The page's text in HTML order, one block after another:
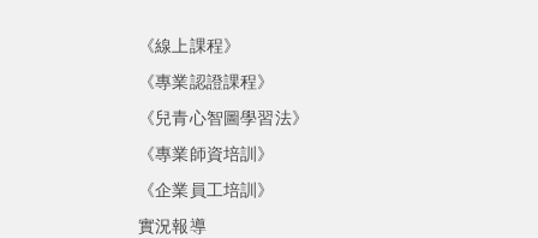
《線上課程》
《專業認證課程》
《兒青心智圖學習法》
《專業師資培訓》
《企業員工培訓》
實況報導